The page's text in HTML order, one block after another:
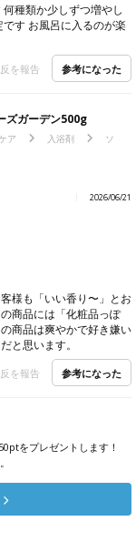
種類か少しずつ増やし
す お風呂に入るのが楽
を報告 参考になった
ズガーデン500g
ア 入浴剤
ソ
2026/06/21
様も「いい香り〜」とお
商品には「化粧品っぽ
商品は爽やかで好き嫌い
と思います。
を報告 参考になった
をプレゼントします！